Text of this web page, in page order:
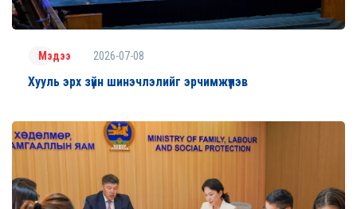
Мэдээ 2026-07-08
Хууль эрх зүйн шинэчлэлийг эрчимжүүлэв